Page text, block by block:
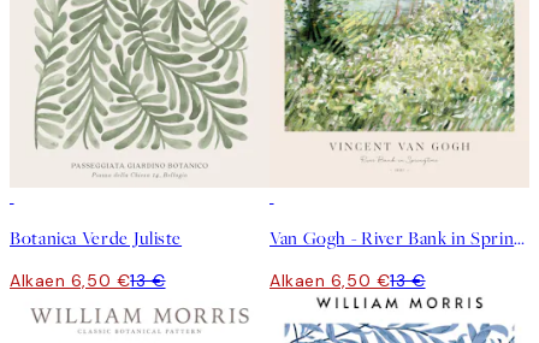
Botanica Verde Juliste
Alkaen 6,50 €13 €
Van Gogh - River Bank in Springtime Juliste
Alkaen 6,50 €13 €